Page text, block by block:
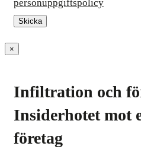
personuppgiftspolicy
×
Infiltration och
Insiderhotet mot
företag